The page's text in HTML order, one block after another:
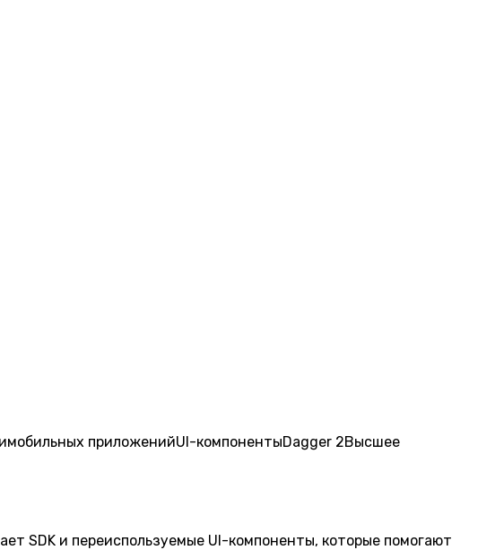
мобильных приложенийUI-компонентыDagger 2Высшее
SDK и переиспользуемые UI-компоненты, которые помогают